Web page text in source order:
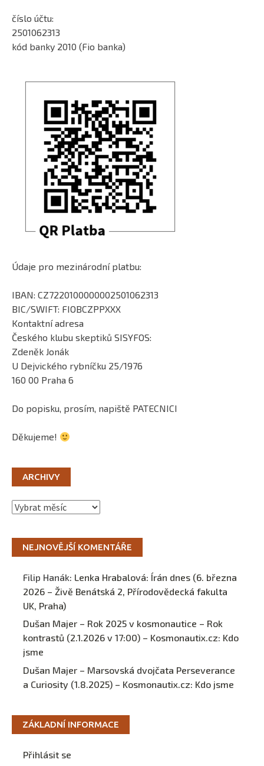
číslo účtu:
2501062313
kód banky 2010 (Fio banka)
Údaje pro mezinárodní platbu:
IBAN: CZ7220100000002501062313
BIC/SWIFT: FIOBCZPPXXX
Kontaktní adresa
Českého klubu skeptiků SISYFOS:
Zdeněk Jonák
U Dejvického rybníčku 25/1976
160 00 Praha 6
Do popisku, prosím, napiště PATECNICI
Děkujeme!
ARCHIVY
Archivy
NEJNOVĚJŠÍ KOMENTÁŘE
Filip Hanák: Lenka Hrabalová: Írán dnes (6. března
2026 – Živě Benátská 2, Přírodovědecká fakulta
UK, Praha)
Dušan Majer – Rok 2025 v kosmonautice – Rok
kontrastů (2.1.2026 v 17:00) – Kosmonautix.cz: Kdo
jsme
Dušan Majer – Marsovská dvojčata Perseverance
a Curiosity (1.8.2025) – Kosmonautix.cz: Kdo jsme
ZÁKLADNÍ INFORMACE
Přihlásit se